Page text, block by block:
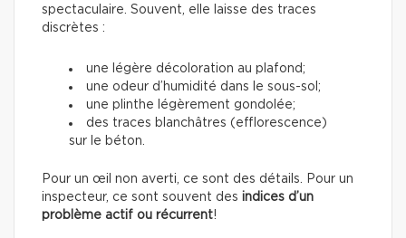
spectaculaire. Souvent, elle laisse des traces
discrètes :
une légère décoloration au plafond;
une odeur d’humidité dans le sous-sol;
une plinthe légèrement gondolée;
des traces blanchâtres (efflorescence)
sur le béton.
Pour un œil non averti, ce sont des détails. Pour un
inspecteur, ce sont souvent des indices d’un
problème actif ou récurrent!